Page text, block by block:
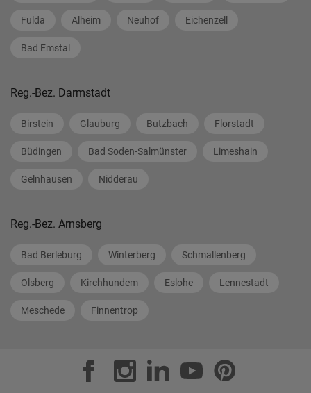
Fulda Alheim Neuhof Eichenzell
Bad Emstal
Reg.-Bez. Darmstadt
Birstein Glauburg Butzbach Florstadt
Büdingen Bad Soden-Salmünster Limeshain
Gelnhausen Nidderau
Reg.-Bez. Arnsberg
Bad Berleburg Winterberg Schmallenberg
Olsberg Kirchhundem Eslohe Lennestadt
Meschede Finnentrop